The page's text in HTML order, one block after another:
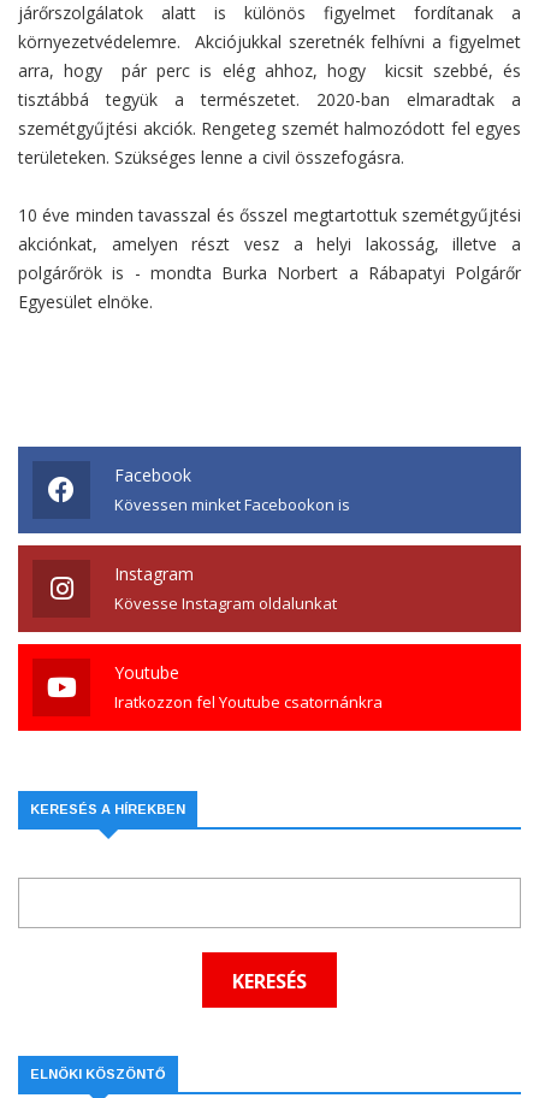
járőrszolgálatok alatt is különös figyelmet fordítanak a
környezetvédelemre. Akciójukkal szeretnék felhívni a figyelmet
arra, hogy pár perc is elég ahhoz, hogy kicsit szebbé, és
tisztábbá tegyük a természetet. 2020-ban elmaradtak a
szemétgyűjtési akciók. Rengeteg szemét halmozódott fel egyes
területeken. Szükséges lenne a civil összefogásra.
10 éve minden tavasszal és ősszel megtartottuk szemétgyűjtési
akciónkat, amelyen részt vesz a helyi lakosság, illetve a
polgárőrök is - mondta Burka Norbert a Rábapatyi Polgárőr
Egyesület elnöke.
Facebook
Kövessen minket Facebookon is
Instagram
Kövesse Instagram oldalunkat
Youtube
Iratkozzon fel Youtube csatornánkra
KERESÉS A HÍREKBEN
ELNÖKI KÖSZÖNTŐ